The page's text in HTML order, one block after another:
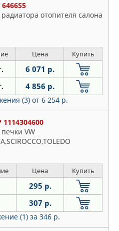
6466S5
отопителя салона
Цена Купить
6 071 р.
4 856 р.
(3) от 6 254 р.
1114304600
VW
Цена Купить
295 р.
307 р.
(1) за 346 р.